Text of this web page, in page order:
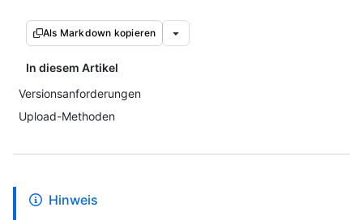
Als Markdown kopieren
In diesem Artikel
Versionsanforderungen
Upload-Methoden
Hinweis